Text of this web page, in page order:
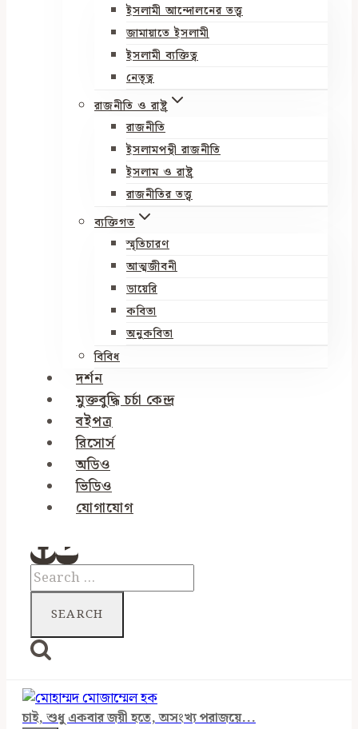
ইসলামী আন্দোলনের তত্ত্ব
জামায়াতে ইসলামী
ইসলামী ব্যক্তিত্ব
নেতৃত্ব
রাজনীতি ও রাষ্ট্র
রাজনীতি
ইসলামপন্থী রাজনীতি
ইসলাম ও রাষ্ট্র
রাজনীতির তত্ত্ব
ব্যক্তিগত
স্মৃতিচারণ
আত্মজীবনী
ডায়েরি
কবিতা
অনুকবিতা
বিবিধ
দর্শন
মুক্তবুদ্ধি চর্চা কেন্দ্র
বইপত্র
রিসোর্স
অডিও
ভিডিও
যোগাযোগ
Search
for:
চাই, শুধু একবার জয়ী হতে, অসংখ্য পরাজয়ে...